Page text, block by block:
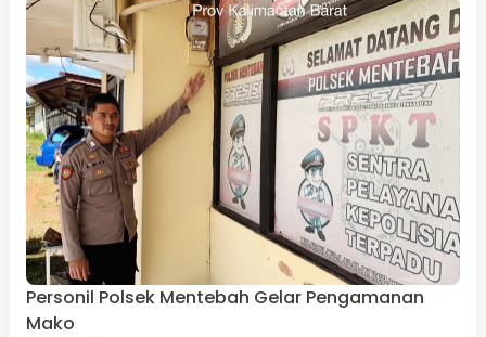
‎Personil Polsek Mentebah Gelar Pengamanan
Mako